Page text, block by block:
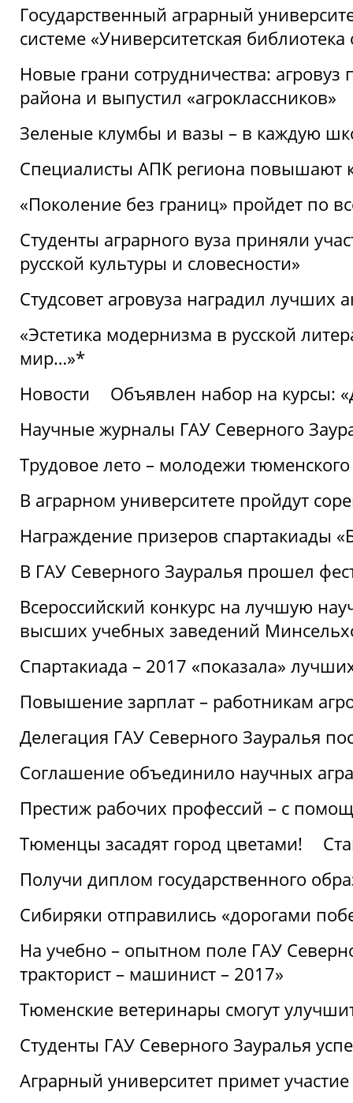
Государственный аграрный
системе «Университетская
Новые грани сотрудничества:
района и выпустил «агроклассников»
Зеленые клумбы и вазы – в каждую
Специалисты АПК региона повышают
«Поколение без границ» пройдет по
Студенты аграрного вуза приняли
русской культуры и словесности»
Студсовет агровуза наградил лучших
«Эстетика модернизма в русской
мир…»*
Новости
Объявлен набор на курсы:
Научные журналы ГАУ Северного
Трудовое лето – молодежи
В аграрном университете пройдут
Награждение призеров спартакиады
В ГАУ Северного Зауралья прошел
Всероссийский конкурс на лучшую
высших учебных заведений
Спартакиада – 2017 «показала»
Повышение зарплат – работникам
Делегация ГАУ Северного Зауралья
Соглашение объединило научных
Престиж рабочих профессий – с
Тюменцы засадят город цветами!
Получи диплом государственного
Сибиряки отправились «дорогами
На учебно – опытном поле ГАУ
тракторист – машинист – 2017»
Тюменские ветеринары смогут
Студенты ГАУ Северного Зауралья
Аграрный университет примет